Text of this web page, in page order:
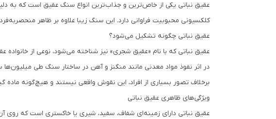
عقیق نباتی یکی از خاص‌ترین و جذاب‌ترین انواع سنگ عقیق است که به
کلکسیونی محبوبیت فراوانی دارد. این سنگ زیبا علاوه بر ظاهر
عقیق نباتی چگونه تشکیل می‌شود؟
عقیق نباتی که با نام «عقیق شجری» نیز شناخته می‌شود، نوعی از
در اثر نفوذ مواد معدنی مانند منگنز و آهن در ساختار سنگ طی
برخلاف تصور بسیاری از افراد، این نقوش واقعی نیستند و هیچ‌گونه
ویژگی‌های ظاهری عقیق نباتی
عقیق نباتی دارای زمینه‌ای شفاف، سفید، شیری یا خاکستری است که